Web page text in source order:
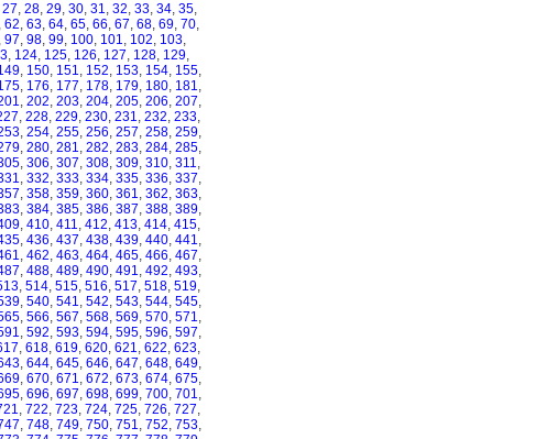
27, 28, 29, 30, 31, 32, 33, 34, 35,
, 62, 63, 64, 65, 66, 67, 68, 69, 70,
, 97, 98, 99, 100, 101, 102, 103,
, 124, 125, 126, 127, 128, 129,
, 150, 151, 152, 153, 154, 155,
, 176, 177, 178, 179, 180, 181,
, 202, 203, 204, 205, 206, 207,
, 228, 229, 230, 231, 232, 233,
, 254, 255, 256, 257, 258, 259,
, 280, 281, 282, 283, 284, 285,
, 306, 307, 308, 309, 310, 311,
, 332, 333, 334, 335, 336, 337,
, 358, 359, 360, 361, 362, 363,
, 384, 385, 386, 387, 388, 389,
, 410, 411, 412, 413, 414, 415,
, 436, 437, 438, 439, 440, 441,
, 462, 463, 464, 465, 466, 467,
, 488, 489, 490, 491, 492, 493,
, 514, 515, 516, 517, 518, 519,
, 540, 541, 542, 543, 544, 545,
, 566, 567, 568, 569, 570, 571,
, 592, 593, 594, 595, 596, 597,
, 618, 619, 620, 621, 622, 623,
, 644, 645, 646, 647, 648, 649,
, 670, 671, 672, 673, 674, 675,
, 696, 697, 698, 699, 700, 701,
, 722, 723, 724, 725, 726, 727,
, 748, 749, 750, 751, 752, 753,